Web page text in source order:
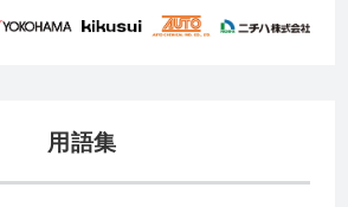
用語集